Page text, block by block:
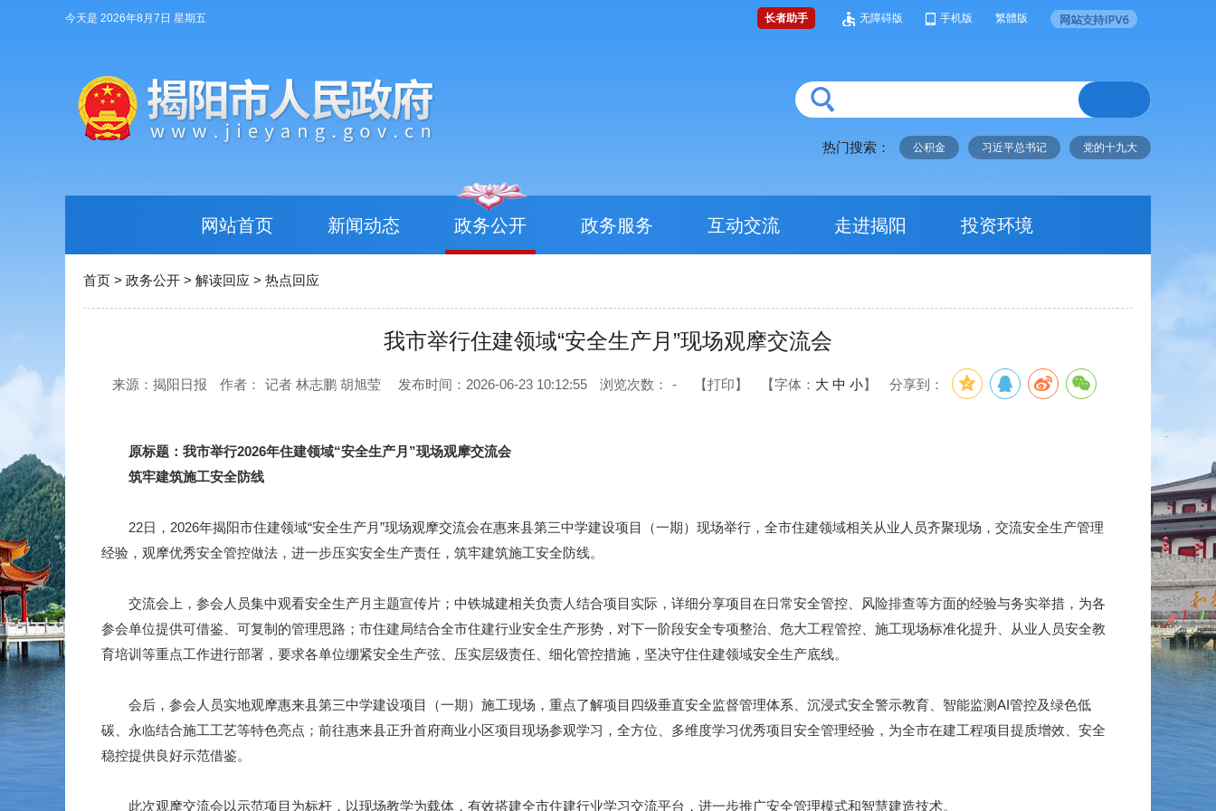
今天是 2026年8月7日 星期五 长者助手 无障碍版 手机版 繁體版
热门搜索： 公积金 习近平总书记 党的十九大
网站首页 新闻动态 政务公开 政务服务 互动交流 走进揭阳 投资环境
首页 > 政务公开 > 解读回应 > 热点回应
我市举行住建领域“安全生产月”现场观摩交流会
来源：揭阳日报 作者： 记者 林志鹏 胡旭莹 发布时间：2026-06-23 10:12:55 浏览次数： - 【打印】 【字体： 大 中 小】 分享到：
原标题：我市举行2026年住建领域“安全生产月”现场观摩交流会
筑牢建筑施工安全防线
22日，2026年揭阳市住建领域“安全生产月”现场观摩交流会在惠来县第三中学建设项目（一期）现场举行，全市住建领域相关从业人员齐聚现场，交流安全生产管理
经验，观摩优秀安全管控做法，进一步压实安全生产责任，筑牢建筑施工安全防线。
交流会上，参会人员集中观看安全生产月主题宣传片；中铁城建相关负责人结合项目实际，详细分享项目在日常安全管控、风险排查等方面的经验与务实举措，为各
参会单位提供可借鉴、可复制的管理思路；市住建局结合全市住建行业安全生产形势，对下一阶段安全专项整治、危大工程管控、施工现场标准化提升、从业人员安全教
育培训等重点工作进行部署，要求各单位绷紧安全生产弦、压实层级责任、细化管控措施，坚决守住住建领域安全生产底线。
会后，参会人员实地观摩惠来县第三中学建设项目（一期）施工现场，重点了解项目四级垂直安全监督管理体系、沉浸式安全警示教育、智能监测AI管控及绿色低
碳、永临结合施工工艺等特色亮点；前往惠来县正升首府商业小区项目现场参观学习，全方位、多维度学习优秀项目安全管理经验，为全市在建工程项目提质增效、安全
稳控提供良好示范借鉴。
此次观摩交流会以示范项目为标杆，以现场教学为载体，有效搭建全市住建行业学习交流平台，进一步推广安全管理模式和智慧建造技术。